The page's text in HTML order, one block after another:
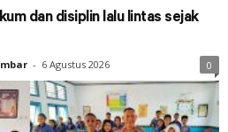
dan disiplin lalu lintas sejak
- 6 Agustus 2026 0